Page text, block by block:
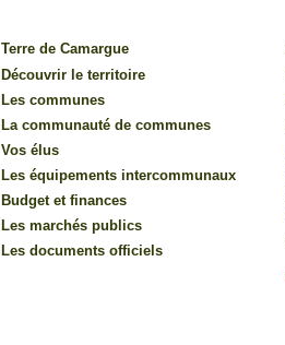
Terre de Camargue
Découvrir le territoire
Les communes
La communauté de communes
Vos élus
Les équipements intercommunaux
Budget et finances
Les marchés publics
Les documents officiels